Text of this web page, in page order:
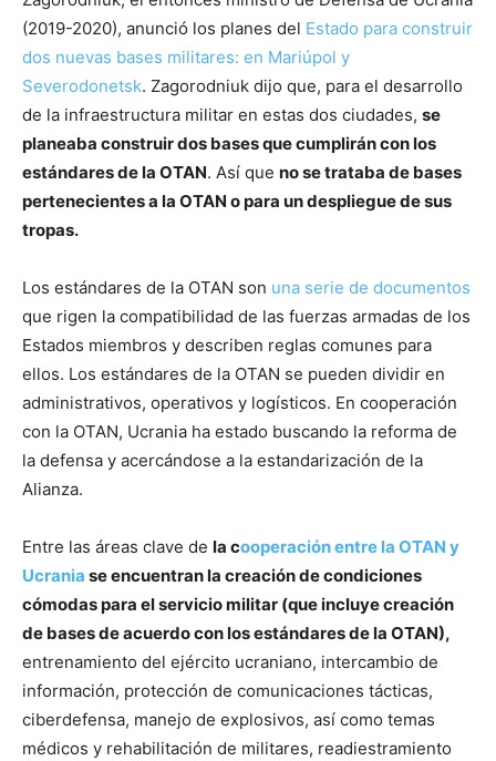
(2019-2020), anunció los planes del Estado para construir
dos nuevas bases militares: en Mariúpol y
Severodonetsk. Zagorodniuk dijo que, para el desarrollo
de la infraestructura militar en estas dos ciudades, se
planeaba construir dos bases que cumplirán con los
estándares de la OTAN. Así que no se trataba de bases
pertenecientes a la OTAN o para un despliegue de sus
tropas.
Los estándares de la OTAN son una serie de documentos
que rigen la compatibilidad de las fuerzas armadas de los
Estados miembros y describen reglas comunes para
ellos. Los estándares de la OTAN se pueden dividir en
administrativos, operativos y logísticos. En cooperación
con la OTAN, Ucrania ha estado buscando la reforma de
la defensa y acercándose a la estandarización de la
Alianza.
Entre las áreas clave de la cooperación entre la OTAN y
Ucrania se encuentran la creación de condiciones
cómodas para el servicio militar (que incluye creación
de bases de acuerdo con los estándares de la OTAN),
entrenamiento del ejército ucraniano, intercambio de
información, protección de comunicaciones tácticas,
ciberdefensa, manejo de explosivos, así como temas
médicos y rehabilitación de militares, readiestramiento